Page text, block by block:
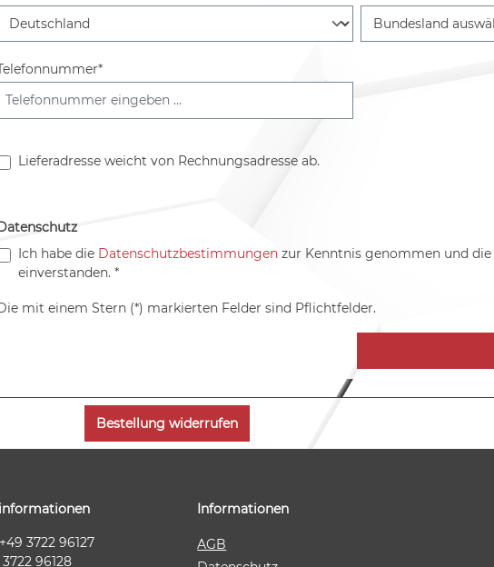
Lieferadresse weicht von Rechnungsadresse ab.
Ich habe die Datenschutzbestimmungenzur Kenntnis genommen und die
einverstanden. *
mit einem Stern (*) markierten Felder sind Pflichtfelder.
Bestellung widerrufen
3722 96127
96128
Informationen
AGB